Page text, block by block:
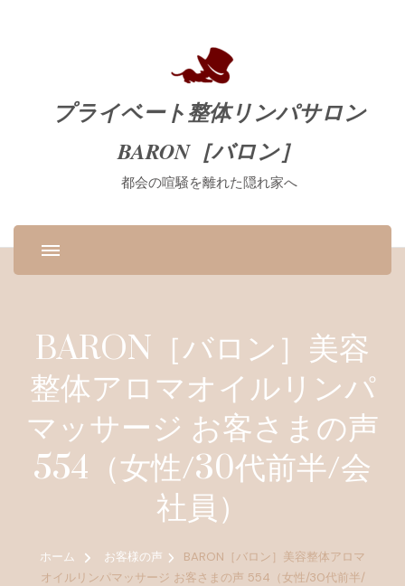
プライベート整体リンパサロン
BARON［バロン］
都会の喧騒を離れた隠れ家へ
BARON［バロン］美容
整体アロマオイルリンパ
マッサージ お客さまの声
554（女性/30代前半/会
社員）
ホーム お客様の声
BARON［バロン］美容整体アロマ
オイルリンパマッサージ お客さまの声 554（女性/30代前半/